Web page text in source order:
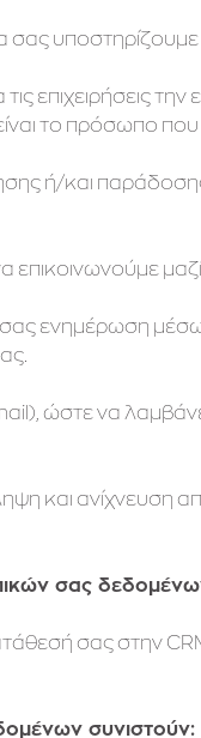
σας
επιχειρήσεις
το πρόσωπο
ή/και
ενημέρωση
ώστε να
και ανίχνευση
σας
σας στην
συνιστούν: